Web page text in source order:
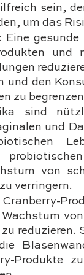
sein,
um das
Eine
und
und den
zu
sind
und
von
verringern.
Produkte